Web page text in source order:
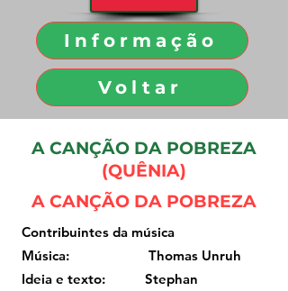
Informação
Voltar
A CANÇÃO DA POBREZA
(QUÊNIA)
A CANÇÃO DA POBREZA
Contribuintes da música
Música: Thomas Unruh
Ideia e texto: Stephan